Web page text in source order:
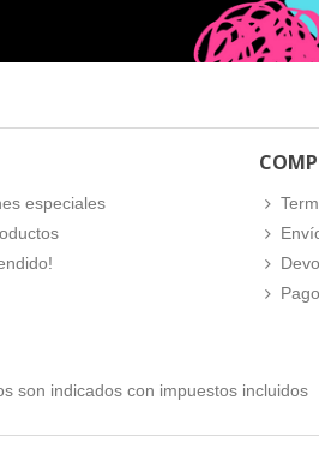
especiales
son indicados con impuestos incluidos